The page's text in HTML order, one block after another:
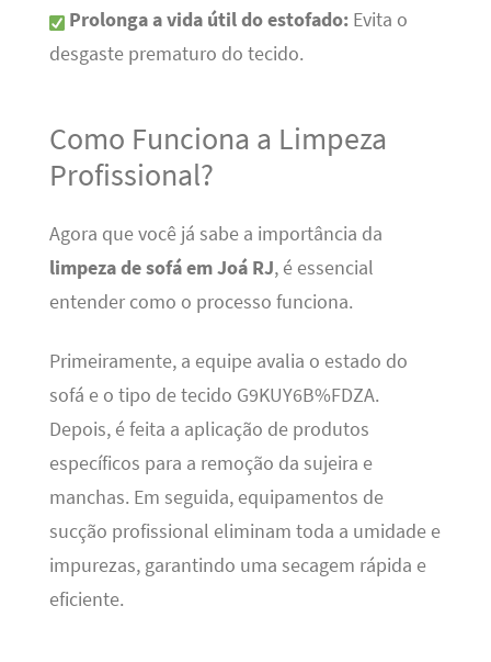
Prolonga a vida útil do estofado:Evita o
desgaste prematuro do tecido.
Como Funciona a Limpeza
Profissional?
Agora que você já sabe a importância da
limpeza de sofá em Joá RJ, é essencial
entender como o processo funciona.
Primeiramente, a equipe avalia o estado do
sofá e o tipo de tecido G9KUY6B%FDZA.
Depois, é feita a aplicação de produtos
específicos para a remoção da sujeira e
manchas. Em seguida, equipamentos de
sucção profissional eliminam toda a umidade e
impurezas, garantindo uma secagem rápida e
eficiente.